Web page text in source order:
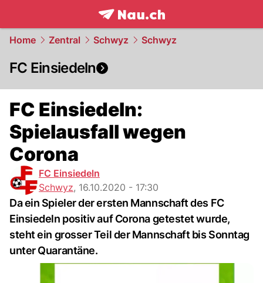
frontpage.NAU.ch
Home Zentral Schwyz Schwyz
FC Einsiedeln
FC Einsiedeln:
Spielausfall wegen
Corona
FC Einsiedeln
Schwyz, 16.10.2020 - 17:30
Da ein Spieler der ersten Mannschaft des FC
Einsiedeln positiv auf Corona getestet wurde,
steht ein grosser Teil der Mannschaft bis Sonntag
unter Quarantäne.